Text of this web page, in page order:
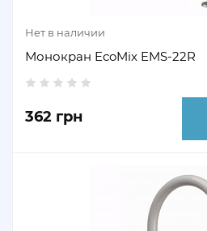
Нет в наличии
Монокран EcoMix EMS-22R
362 грн